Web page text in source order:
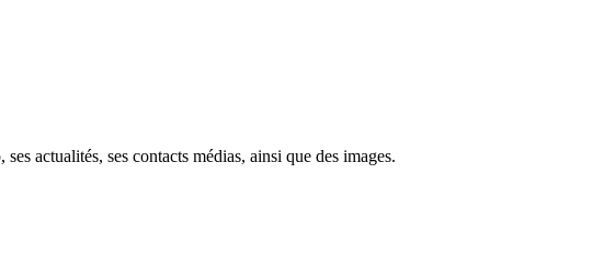
actualités, ses contacts médias, ainsi que des images.